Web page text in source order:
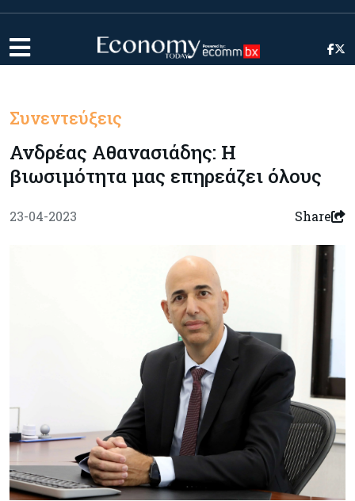
Συνεντεύξεις
Ανδρέας Αθανασιάδης: Η
βιωσιμότητα μας επηρεάζει όλους
23-04-2023 Share